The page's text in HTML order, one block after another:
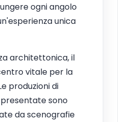
ogni angolo
unica
architettonica, il
vitale per la
produzioni di
sono
da scenografie